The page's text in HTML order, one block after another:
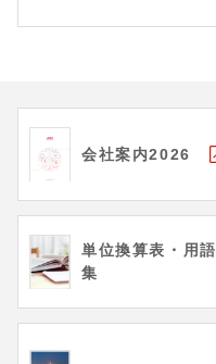
会社案内2026
単位換算表・用語
集